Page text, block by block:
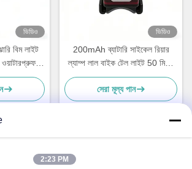
ভিডিও
বিম লাইট
ওয়াটারপ্রুফ
ভিডিও
200mAh ব্যাটারি সাইকেল রিয়ার
ল্যাম্প লাল বাইক টেল লাইট 50 মিটার
আলোকসজ্জা দূরত্ব
সেরা মূল্য পান
2:23 PM